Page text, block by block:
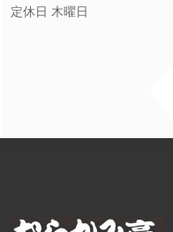
定休日 木曜日